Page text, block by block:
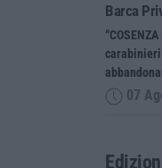
Barca
carabinieri
07